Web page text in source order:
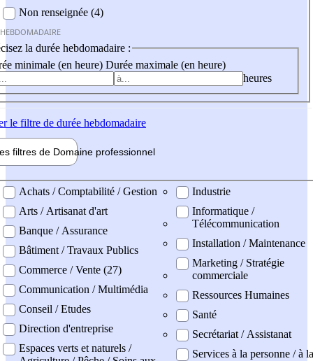
Non renseignée (4)
la durée hebdomadaire :
minimale (en heure) Durée maximale (en heure)
heures
le filtre de durée hebdomadaire
filtres de Domaine professionnel
professionel
Achats / Comptabilité / Gestion
Arts / Artisanat d'art
Banque / Assurance
Bâtiment / Travaux Publics
Commerce / Vente (27)
Communication / Multimédia
Conseil / Etudes
Direction d'entreprise
Espaces verts et naturels /
Industrie
Informatique /
Télécommunication
Installation / Maintenance
Marketing / Stratégie
commerciale
Ressources Humaines
Santé
Secrétariat / Assistanat
Services à la personne / à la